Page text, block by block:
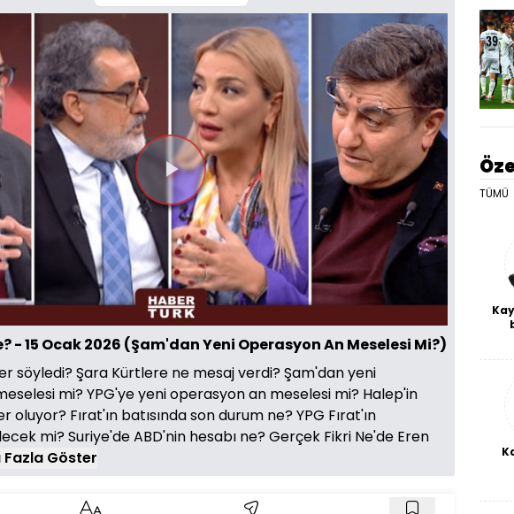
Videoyu
Oynat
- 15 Ocak 2026 (Şam'dan Yeni Operasyon An Meselesi Mi?)
söyledi? Şara Kürtlere ne mesaj verdi? Şam'dan yeni
mi? YPG'ye yeni operasyon an meselesi mi? Halep'in
oluyor? Fırat'ın batısında son durum ne? YPG Fırat'ın
mi? Suriye'de ABD'nin hesabı ne? Gerçek Fikri Ne'de Eren
Fazla Göster
TÜMÜ